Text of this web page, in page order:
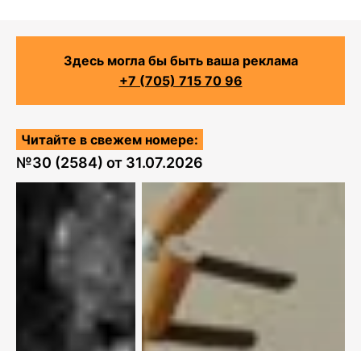
Здесь могла бы быть ваша реклама
+7 (705) 715 70 96
Читайте в свежем номере:
№30 (2584) от 31.07.2026